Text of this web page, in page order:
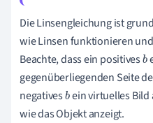
Die Linsengleichung ist
wie Linsen funktionieren
Beachte, dass ein positivesb
gegenüberliegenden Seite
negativesbein virtuelles Bild
wie das Objekt anzeigt.